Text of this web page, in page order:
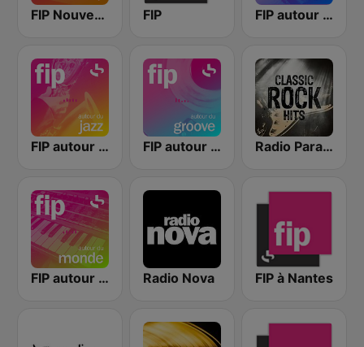
FIP Nouveautés FIP FIP autour du rock
FIP autour du jazz FIP autour du groove Radio Paradise Rock
FIP autour du monde Radio Nova FIP à Nantes